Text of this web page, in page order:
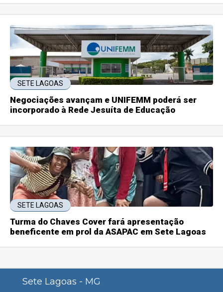
SETE LAGOAS
Negociações avançam e UNIFEMM poderá ser
incorporado à Rede Jesuíta de Educação
SETE LAGOAS
Turma do Chaves Cover fará apresentação
beneficente em prol da ASAPAC em Sete Lagoas
Sete Lagoas - MG